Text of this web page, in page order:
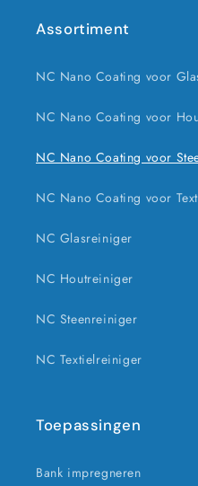
Assortiment
NC Nano Coating voor
NC Nano Coating voor
NC Nano Coating voor
NC Nano Coating voor
NC Glasreiniger
NC Houtreiniger
NC Steenreiniger
NC Textielreiniger
Toepassingen
Bank impregneren